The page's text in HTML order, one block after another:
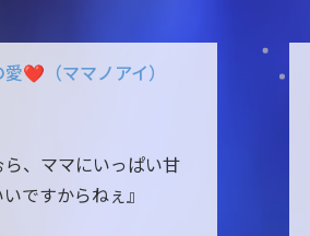
愛❤（ママノアイ）
ら、ママにいっぱい甘
ですからねぇ』